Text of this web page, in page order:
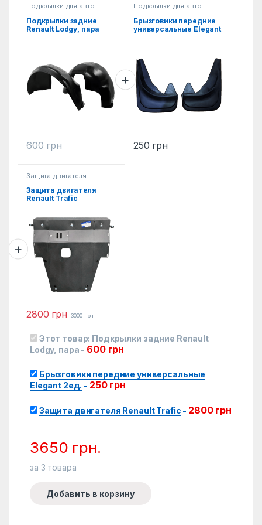
Подкрылки для авто
Подкрылки задние
Renault Lodgy, пара
600 грн
Подкрылки для авто
Брызговики передние
универсальные Elegant
250 грн
Защита двигателя
Защита двигателя
Renault Trafic
2800 грн 3000грн
Этот товар: Подкрылки задние Renault
Lodgy, пара - 600 грн
Брызговики передние универсальные
Elegant 2ед. - 250 грн
Защита двигателя Renault Trafic - 2800 грн
3650 грн.
за 3 товара
Добавить в корзину